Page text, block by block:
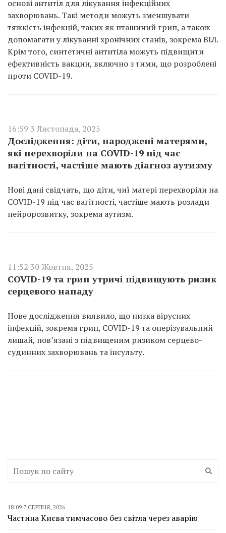
основі антитіл для лікування інфекційних
захворювань. Такі методи можуть зменшувати
тяжкість інфекцій, таких як пташиний грип, а також
допомагати у лікуванні хронічних станів, зокрема ВІЛ.
Крім того, синтетичні антитіла можуть підвищити
ефективність вакцин, включно з тими, що розроблені
проти COVID-19.
16:59 3 Листопада, 2025
Дослідження: діти, народжені матерями,
які перехворіли на COVID-19 під час
вагітності, частіше мають діагноз аутизму
Нові дані свідчать, що діти, чиї матері перехворіли на
COVID-19 під час вагітності, частіше мають розлади
нейророзвитку, зокрема аутизм.
11:52 30 Жовтня, 2025
COVID-19 та грип утричі підвищують ризик
серцевого нападу
Нове дослідження виявило, що низка вірусних
інфекцій, зокрема грип, COVID-19 та оперізувальний
лишай, пов’язані з підвищеним ризиком серцево-
судинних захворювань та інсульту.
18:09 7 СЕРПНЯ, 2026
Частина Києва тимчасово без світла через аварію